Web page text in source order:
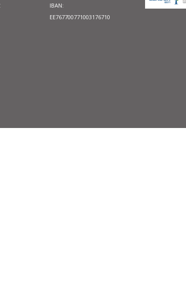
IBAN:
EE767700771003176710